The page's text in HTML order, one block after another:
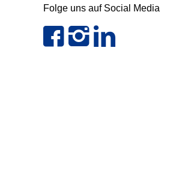
Folge uns auf Social Media